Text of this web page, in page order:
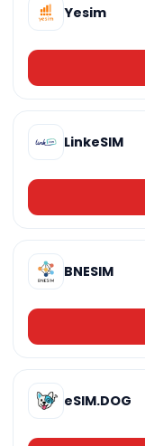
Yesim
LinkeSIM
BNESIM
eSIM.DOG